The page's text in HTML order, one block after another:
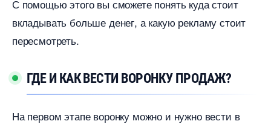
С помощью этого вы сможете понять куда стоит
кладывать больше денег, а какую рекламу стоит
пересмотреть.
ГДЕ И КАК ВЕСТИ ВОРОНКУ ПРОДАЖ?
На первом этапе воронку можно и нужно вести